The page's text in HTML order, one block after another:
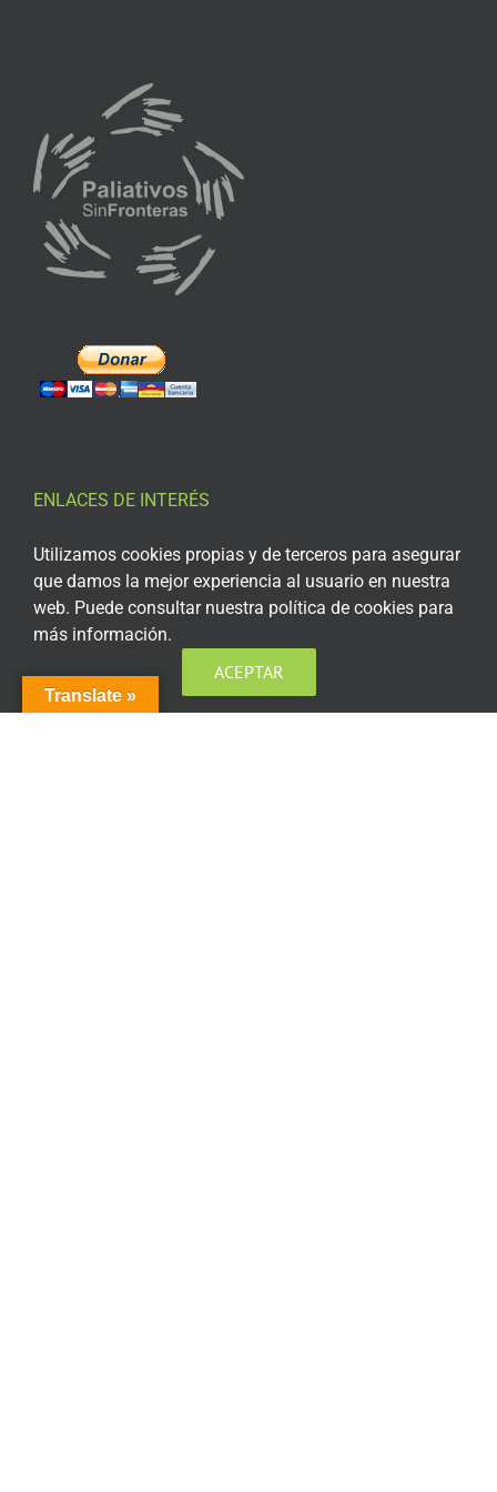
ENLACES DE INTERÉS
Aviso Legal
Política de privacidad
Política de privacidad Redes Sociales
Política de cookies
Translate »
Utilizamos cookies propias y de terceros para asegurar
que damos la mejor experiencia al usuario en nuestra
web. Puede consultar nuestra política de cookies para
más información.
ACEPTAR